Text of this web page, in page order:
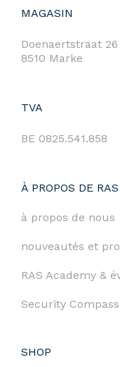
MAGASIN
Doenaertstraat 26
8510 Marke
TVA
BE 0825.541.858
À PROPOS DE RAS
à propos de nous
nouveautés et
RAS Academy &
Security Compass
SHOP